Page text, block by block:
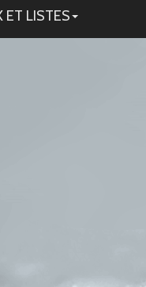
ET LISTES